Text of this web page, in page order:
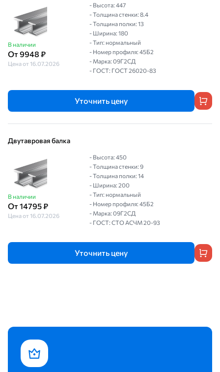
В наличии
От 9948 ₽
Цена от 16.07.2026
- Высота: 447
- Толщина стенки: 8.4
- Толщина полки: 13
- Ширина: 180
- Тип: нормальный
- Номер профиля: 45Б2
- Марка: 09Г2СД
- ГОСТ: ГОСТ 26020-83
Уточнить цену
Двутавровая балка
В наличии
От 14795 ₽
Цена от 16.07.2026
- Высота: 450
- Толщина стенки: 9
- Толщина полки: 14
- Ширина: 200
- Тип: нормальный
- Номер профиля: 45Б2
- Марка: 09Г2СД
- ГОСТ: СТО АСЧМ 20-93
Уточнить цену